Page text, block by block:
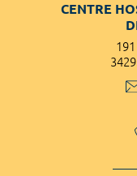
CENTRE